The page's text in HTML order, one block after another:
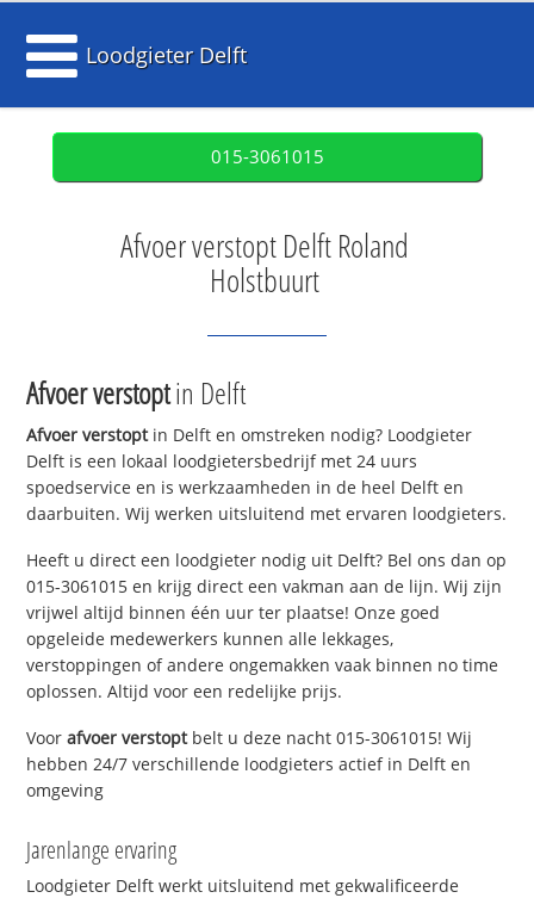
Loodgieter Delft
015-3061015
Afvoer verstopt Delft Roland
Holstbuurt
Afvoer verstoptin Delft
Afvoer verstoptin Delft en omstreken nodig? Loodgieter
Delft is een lokaal loodgietersbedrijf met 24 uurs
spoedservice en is werkzaamheden in de heel Delft en
daarbuiten. Wij werken uitsluitend met ervaren loodgieters.
Heeft u direct een loodgieter nodig uit Delft? Bel ons dan op
015-3061015 en krijg direct een vakman aan de lijn. Wij zijn
vrijwel altijd binnen één uur ter plaatse! Onze goed
opgeleide medewerkers kunnen alle lekkages,
verstoppingen of andere ongemakken vaak binnen no time
oplossen. Altijd voor een redelijke prijs.
Voorafvoer verstoptbelt u deze nacht 015-3061015! Wij
hebben 24/7 verschillende loodgieters actief in Delft en
omgeving
Jarenlange ervaring
Loodgieter Delft werkt uitsluitend met gekwalificeerde